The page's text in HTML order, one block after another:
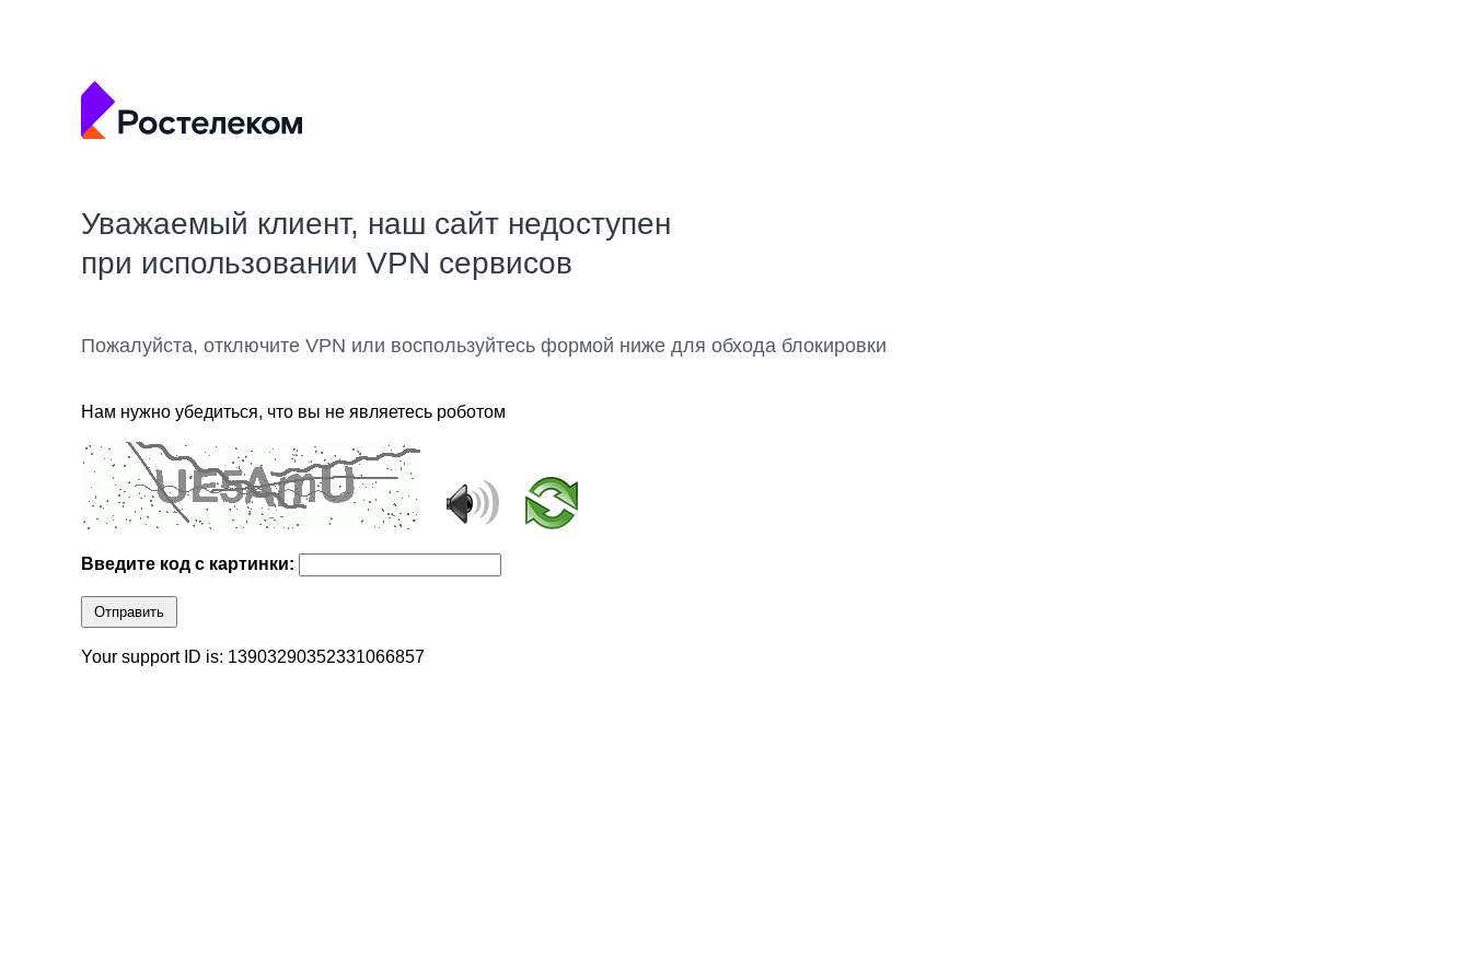
Уважаемый клиент, наш сайт недоступен
при использовании VPN сервисов
Пожалуйста, отключите VPN или воспользуйтесь формой ниже для обхода блокировки
Нам нужно убедиться, что вы не являетесь роботом
Введите код с картинки:
Отправить
Your support ID is: 13903290352331066857